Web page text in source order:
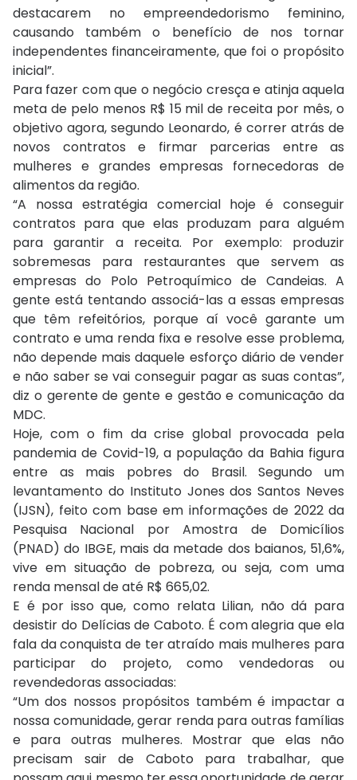
destacarem no empreendedorismo feminino,
causando também o benefício de nos tornar
independentes financeiramente, que foi o propósito
inicial”.
Para fazer com que o negócio cresça e atinja aquela
meta de pelo menos R$ 15 mil de receita por mês, o
objetivo agora, segundo Leonardo, é correr atrás de
novos contratos e firmar parcerias entre as
mulheres e grandes empresas fornecedoras de
alimentos da região.
“A nossa estratégia comercial hoje é conseguir
contratos para que elas produzam para alguém
para garantir a receita. Por exemplo: produzir
sobremesas para restaurantes que servem as
empresas do Polo Petroquímico de Candeias. A
gente está tentando associá-las a essas empresas
que têm refeitórios, porque aí você garante um
contrato e uma renda fixa e resolve esse problema,
não depende mais daquele esforço diário de vender
e não saber se vai conseguir pagar as suas contas”,
diz o gerente de gente e gestão e comunicação da
MDC.
Hoje, com o fim da crise global provocada pela
pandemia de Covid-19, a população da Bahia figura
entre as mais pobres do Brasil. Segundo um
levantamento do Instituto Jones dos Santos Neves
(IJSN), feito com base em informações de 2022 da
Pesquisa Nacional por Amostra de Domicílios
(PNAD) do IBGE, mais da metade dos baianos, 51,6%,
vive em situação de pobreza, ou seja, com uma
renda mensal de até R$ 665,02.
E é por isso que, como relata Lilian, não dá para
desistir do Delícias de Caboto. É com alegria que ela
fala da conquista de ter atraído mais mulheres para
participar do projeto, como vendedoras ou
revendedoras associadas:
“Um dos nossos propósitos também é impactar a
nossa comunidade, gerar renda para outras famílias
e para outras mulheres. Mostrar que elas não
precisam sair de Caboto para trabalhar, que